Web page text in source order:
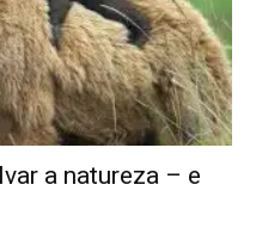
a natureza – e